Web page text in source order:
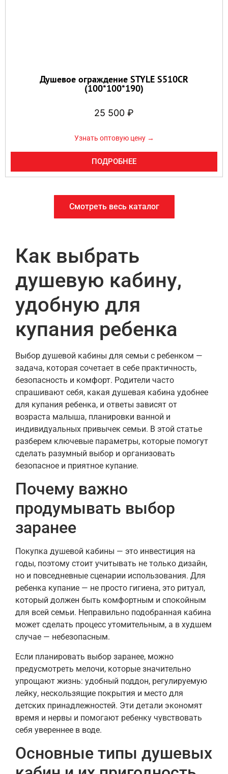
Душевое ограждение STYLE S510CR
(100*100*190)
25 500 ₽
Узнать оптовую цену →
ПОДРОБНЕЕ
Смотреть весь каталог
Как выбрать
душевую кабину,
удобную для
купания ребенка
Выбор душевой кабины для семьи с ребенком —
задача, которая сочетает в себе практичность,
безопасность и комфорт. Родители часто
спрашивают себя, какая душевая кабина удобнее
для купания ребенка, и ответы зависят от
возраста малыша, планировки ванной и
индивидуальных привычек семьи. В этой статье
разберем ключевые параметры, которые помогут
сделать разумный выбор и организовать
безопасное и приятное купание.
Почему важно
продумывать выбор
заранее
Покупка душевой кабины — это инвестиция на
годы, поэтому стоит учитывать не только дизайн,
но и повседневные сценарии использования. Для
ребенка купание — не просто гигиена, это ритуал,
который должен быть комфортным и спокойным
для всей семьи. Неправильно подобранная кабина
может сделать процесс утомительным, а в худшем
случае — небезопасным.
Если планировать выбор заранее, можно
предусмотреть мелочи, которые значительно
упрощают жизнь: удобный поддон, регулируемую
лейку, нескользящие покрытия и место для
детских принадлежностей. Эти детали экономят
время и нервы и помогают ребенку чувствовать
себя увереннее в воде.
Основные типы душевых